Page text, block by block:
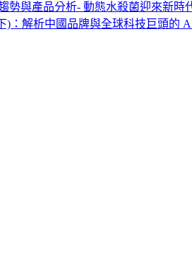
勢與產品分析- 動態水殺菌迎來新時
)：解析中國品牌與全球科技巨頭的